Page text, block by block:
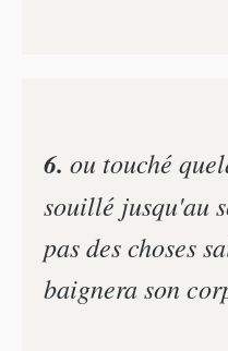
6. ou touché
souillé jusqu'au
pas des choses
baignera son